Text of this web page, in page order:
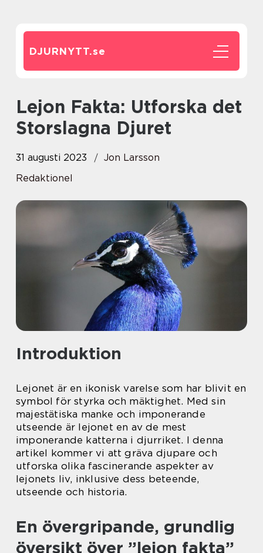
DJURNYTT.se
Lejon Fakta: Utforska det
Storslagna Djuret
31 augusti 2023
Jon Larsson
Redaktionel
Introduktion
Lejonet är en ikonisk varelse som har blivit en
symbol för styrka och mäktighet. Med sin
majestätiska manke och imponerande
utseende är lejonet en av de mest
imponerande katterna i djurriket. I denna
artikel kommer vi att gräva djupare och
utforska olika fascinerande aspekter av
lejonets liv, inklusive dess beteende,
utseende och historia.
En övergripande, grundlig
översikt över ”lejon fakta”